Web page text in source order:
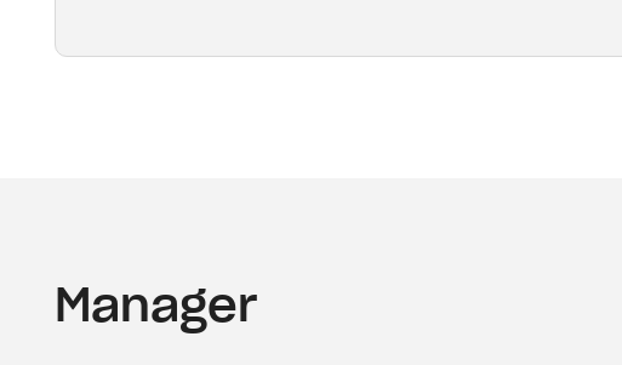
Manager